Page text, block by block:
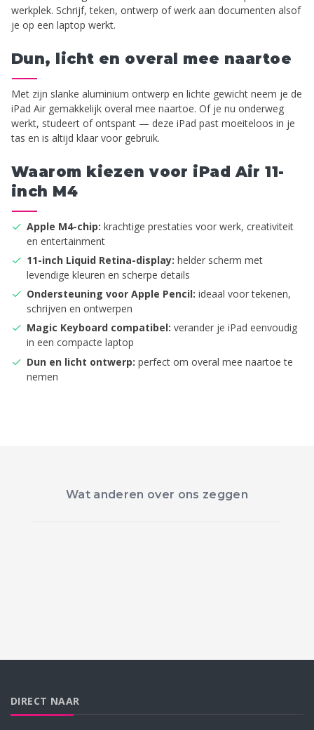
werkplek. Schrijf, teken, ontwerp of werk aan documenten alsof
je op een laptop werkt.
Dun, licht en overal mee naartoe
Met zijn slanke aluminium ontwerp en lichte gewicht neem je de
iPad Air gemakkelijk overal mee naartoe. Of je nu onderweg
werkt, studeert of ontspant — deze iPad past moeiteloos in je
tas en is altijd klaar voor gebruik.
Waarom kiezen voor iPad Air 11-
inch M4
Apple M4-chip: krachtige prestaties voor werk, creativiteit
en entertainment
11-inch Liquid Retina-display: helder scherm met
levendige kleuren en scherpe details
Ondersteuning voor Apple Pencil: ideaal voor tekenen,
schrijven en ontwerpen
Magic Keyboard compatibel: verander je iPad eenvoudig
in een compacte laptop
Dun en licht ontwerp: perfect om overal mee naartoe te
nemen
Wat anderen over ons zeggen
DIRECT NAAR